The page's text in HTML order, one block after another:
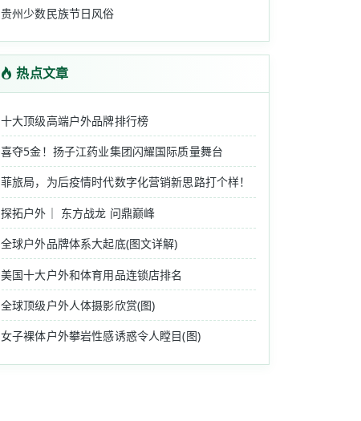
贵州少数民族节日风俗
热点文章
十大顶级高端户外品牌排行榜
喜夺5金！扬子江药业集团闪耀国际质量舞台
菲旅局，为后疫情时代数字化营销新思路打个样！
探拓户外｜ 东方战龙 问鼎巅峰
全球户外品牌体系大起底(图文详解)
美国十大户外和体育用品连锁店排名
全球顶级户外人体摄影欣赏(图)
女子裸体户外攀岩性感诱惑令人瞠目(图)